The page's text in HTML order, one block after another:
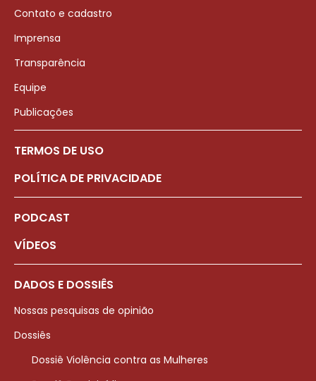
Contato e cadastro
Imprensa
Transparência
Equipe
Publicações
TERMOS DE USO
POLÍTICA DE PRIVACIDADE
PODCAST
VÍDEOS
DADOS E DOSSIÊS
Nossas pesquisas de opinião
Dossiês
Dossiê Violência contra as Mulheres